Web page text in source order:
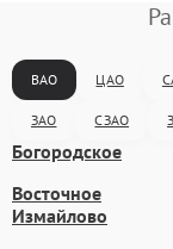
ВАО ЦАО
ЗАО СЗАО
Богородское
Восточное
Измайлово